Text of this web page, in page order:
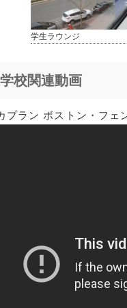
学生ラウンジ
学校関連動画
プラン ボストン・フェ